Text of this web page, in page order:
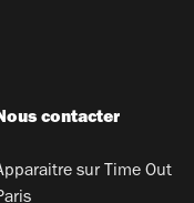
contacter
sur Time Out